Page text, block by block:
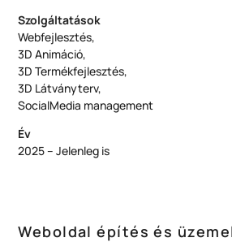
Szolgáltatások
Webfejlesztés,
3D Animáció,
3D Termékfejlesztés,
3D Látványterv,
SocialMedia management
Év
2025 – Jelenleg is
Weboldal építés és